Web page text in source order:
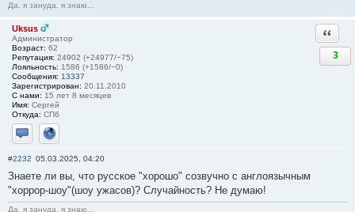
Да, я зануда, я знаю...
Uksus
Администратор
Возраст: 62
Репутация: 24902 (+24977/−75)
Лояльность: 1586 (+1586/−0)
Сообщения: 13337
Зарегистрирован: 20.11.2010
С нами: 15 лет 8 месяцев
Имя: Сергей
Откуда: СПб
Отправить личное сообщение
Сайт
3
#2232 05.03.2025, 04:20
Знаете ли вы, что русское "хорошо" созвучно с англоязычным
"хоррор-шоу"(шоу ужасов)? Случайность? Не думаю!
Да, я зануда, я знаю...